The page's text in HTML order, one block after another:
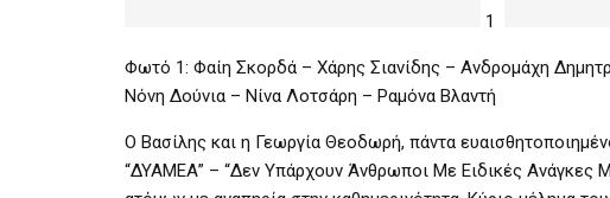
1
Φωτό 1: Φαίη Σκορδά – Χάρης Σιανίδης – Ανδρομάχη
Νόνη Δούνια – Νίνα Λοτσάρη – Ραμόνα Βλαντή
Ο Βασίλης και η Γεωργία Θεοδωρή, πάντα
“ΔΥΑΜΕΑ” – “Δεν Υπάρχουν Άνθρωποι Με Ειδικές Ανάγκες